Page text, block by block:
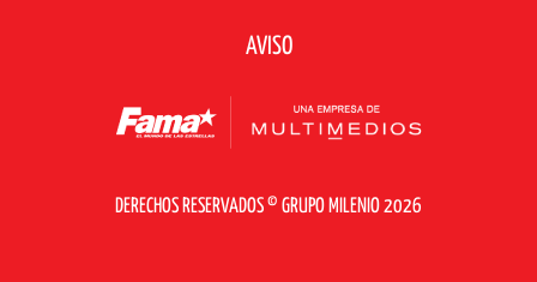
AVISO
DERECHOS RESERVADOS © GRUPO MILENIO 2026